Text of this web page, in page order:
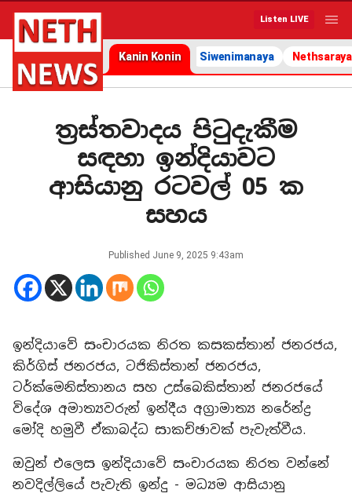
Listen LIVE
Kanin Konin Siwenimanaya Nethsaraya
ත්‍රස්තවාදය පිටුදැකීම
සඳහා ඉන්දියාවට
ආසියානු රටවල් 05 ක
සහය
Published June 9, 2025 9:43am
ඉන්දියාවේ සංචාරයක නිරත කසකස්තාන් ජනරජය,
කිර්ගිස් ජනරජය, ටජිකිස්තාන් ජනරජය,
ටර්ක්මෙනිස්තානය සහ උස්බෙකිස්තාන් ජනරජයේ
විදේශ අමාත්‍යවරුන් ඉන්දීය අග්‍රාමාත්‍ය නරේන්ද්‍ර
මෝදි හමුවී ඒකාබද්ධ සාකච්ඡාවක් පැවැත්වීය.
ඔවුන් එලෙස ඉන්දියාවේ සංචාරයක නිරත වන්නේ
නවදිල්ලියේ පැවැති ඉන්දු - මධ්‍යම ආසියානු